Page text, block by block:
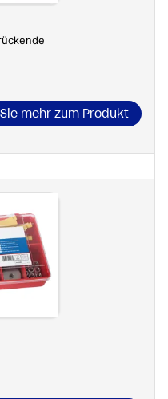
mehr zum Produkt